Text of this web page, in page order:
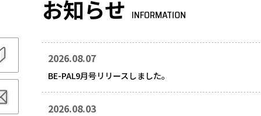
お知らせ INFORMATION
2026.08.07
BE-PAL9月号リリースしました。
2026.08.03